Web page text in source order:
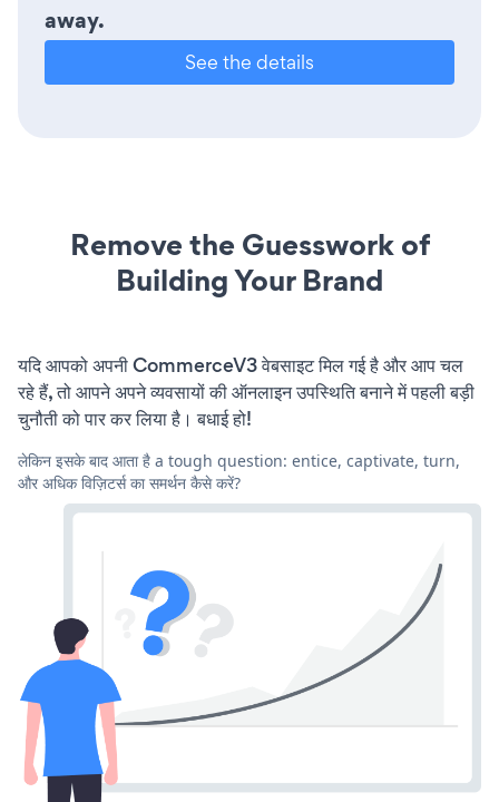
away.
See the details
Remove the Guesswork of
Building Your Brand
यदि आपको अपनी CommerceV3 वेबसाइट मिल गई है और आप चल
रहे हैं, तो आपने अपने व्यवसायों की ऑनलाइन उपस्थिति बनाने में पहली बड़ी
चुनौती को पार कर लिया है। बधाई हो!
लेकिन इसके बाद आता है a tough question: entice, captivate, turn,
और अधिक विज़िटर्स का समर्थन कैसे करें?